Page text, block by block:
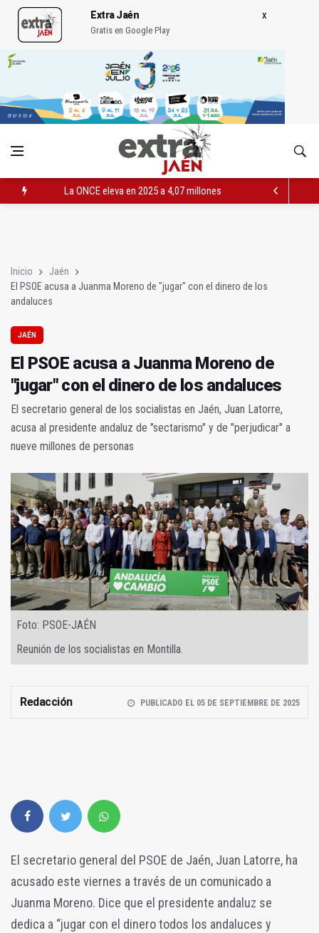
Extra Jaén
Gratis en Google Play
La ONCE eleva en 2025 a 4,07 millones su inversión social en
Inicio
Jaén
El PSOE acusa a Juanma Moreno de "jugar" con el dinero de los
andaluces
JAÉN
El PSOE acusa a Juanma Moreno de
"jugar" con el dinero de los andaluces
El secretario general de los socialistas en Jaén, Juan Latorre,
acusa al presidente andaluz de "sectarismo" y de "perjudicar" a
nueve millones de personas
Foto: PSOE-JAÉN
Reunión de los socialistas en Montilla.
Redacción PUBLICADO EL 05 DE SEPTIEMBRE DE 2025
El secretario general del PSOE de Jaén, Juan Latorre, ha
acusado este viernes a través de un comunicado a
Juanma Moreno. Dice que el presidente andaluz se
dedica a “jugar con el dinero todos los andaluces y